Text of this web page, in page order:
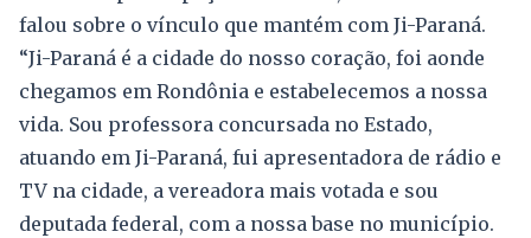
falou sobre o vínculo que mantém com Ji-Paraná.
“Ji-Paraná é a cidade do nosso coração, foi aonde
chegamos em Rondônia e estabelecemos a nossa
vida. Sou professora concursada no Estado,
atuando em Ji-Paraná, fui apresentadora de rádio e
TV na cidade, a vereadora mais votada e sou
deputada federal, com a nossa base no município.